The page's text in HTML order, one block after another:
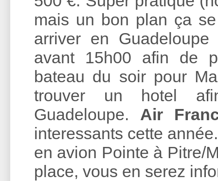
mais un bon plan ça
arriver en
avant 15h00 afin de
bateau du soir pour
trouver un hotel
Guadeloupe. Air
interessants cette
en avion Pointe à Pitre/
place, vous en serez